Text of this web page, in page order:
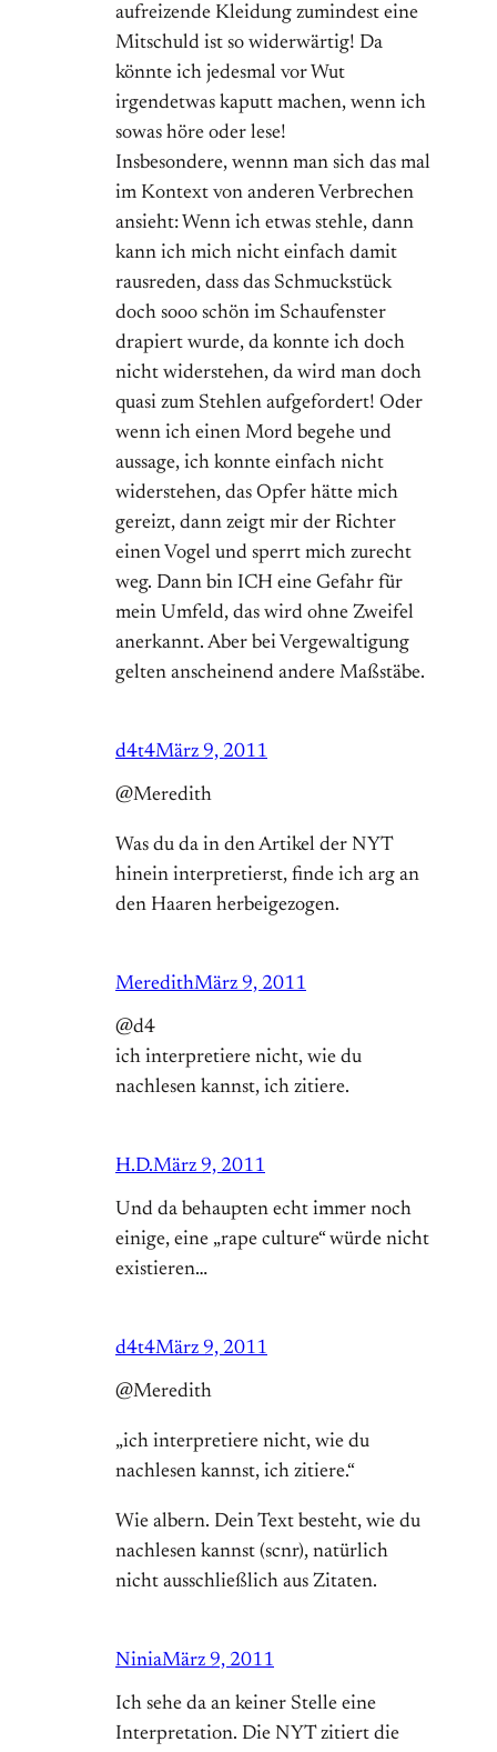
aufreizende Kleidung zumindest eine
Mitschuld ist so widerwärtig! Da
könnte ich jedesmal vor Wut
irgendetwas kaputt machen, wenn ich
sowas höre oder lese!
Insbesondere, wennn man sich das mal
im Kontext von anderen Verbrechen
ansieht: Wenn ich etwas stehle, dann
kann ich mich nicht einfach damit
rausreden, dass das Schmuckstück
doch sooo schön im Schaufenster
drapiert wurde, da konnte ich doch
nicht widerstehen, da wird man doch
quasi zum Stehlen aufgefordert! Oder
wenn ich einen Mord begehe und
aussage, ich konnte einfach nicht
widerstehen, das Opfer hätte mich
gereizt, dann zeigt mir der Richter
einen Vogel und sperrt mich zurecht
weg. Dann bin ICH eine Gefahr für
mein Umfeld, das wird ohne Zweifel
anerkannt. Aber bei Vergewaltigung
gelten anscheinend andere Maßstäbe.
d4t4März 9, 2011
@Meredith
Was du da in den Artikel der NYT
hinein interpretierst, finde ich arg an
den Haaren herbeigezogen.
MeredithMärz 9, 2011
@d4
ich interpretiere nicht, wie du
nachlesen kannst, ich zitiere.
H.D.März 9, 2011
Und da behaupten echt immer noch
einige, eine „rape culture“ würde nicht
existieren…
d4t4März 9, 2011
@Meredith
„ich interpretiere nicht, wie du
nachlesen kannst, ich zitiere.“
Wie albern. Dein Text besteht, wie du
nachlesen kannst (scnr), natürlich
nicht ausschließlich aus Zitaten.
NiniaMärz 9, 2011
Ich sehe da an keiner Stelle eine
Interpretation. Die NYT zitiert die